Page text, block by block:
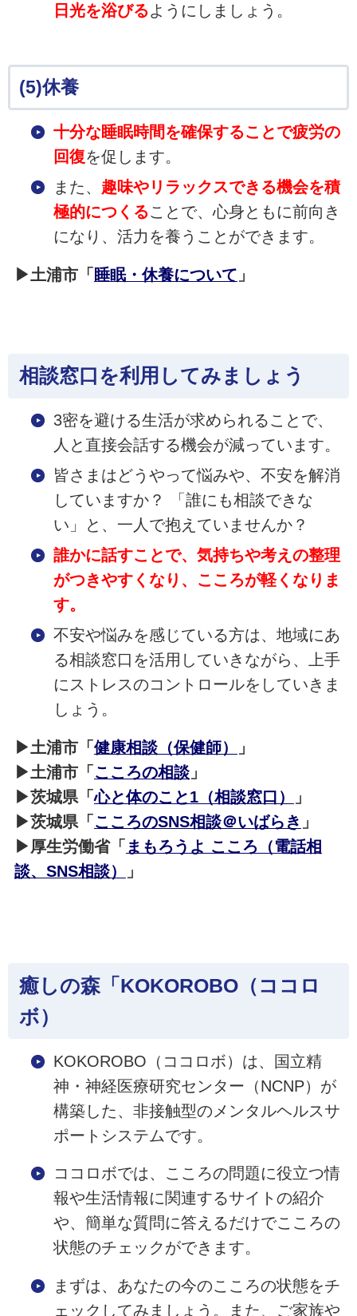
日光を浴びるようにしましょう。
(5)休養
十分な睡眠時間を確保することで疲労の
回復を促します。
また、 趣味やリラックスできる機会を積
極的につくることで、心身ともに前向き
になり、活力を養うことができます。
▶土浦市「 睡眠・休養について 」
相談窓口を利用してみましょう
3密を避ける生活が求められることで、
人と直接会話する機会が減っています。
皆さまはどうやって悩みや、不安を解消
していますか？ 「誰にも相談できな
い」と、一人で抱えていませんか？
誰かに話すことで、気持ちや考えの整理
がつきやすくなり、こころが軽くなりま
す。
不安や悩みを感じている方は、地域にあ
る相談窓口を活用していきながら、上手
にストレスのコントロールをしていきま
しょう。
▶土浦市「健康相談（保健師）
」
▶土浦市「こころの相談」
▶茨城県「心と体のこと1（相談窓口）
」
▶茨城県「こころのSNS相談＠いばらき 」
▶ 厚生労働省「 まもろうよ こころ（電話相
談、SNS相談）
」
癒しの森「KOKOROBO（ココロ
ボ）
KOKOROBO（ココロボ）は、国立精
神・神経医療研究センター（NCNP）が
構築した、非接触型のメンタルヘルスサ
ポートシステムです。
ココロボでは、こころの問題に役立つ情
報や生活情報に関連するサイトの紹介
や、簡単な質問に答えるだけでこころの
状態のチェックができます。
まずは、あなたの今のこころの状態をチ
ェックしてみましょう。また、ご家族や